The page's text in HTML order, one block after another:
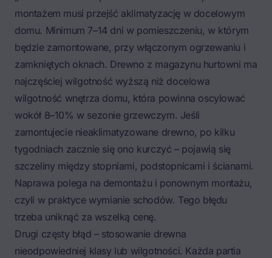
montażem musi przejść aklimatyzację w docelowym
domu. Minimum 7–14 dni w pomieszczeniu, w którym
będzie zamontowane, przy włączonym ogrzewaniu i
zamkniętych oknach. Drewno z magazynu hurtowni ma
najczęściej wilgotność wyższą niż docelowa
wilgotność wnętrza domu, która powinna oscylować
wokół 8–10% w sezonie grzewczym. Jeśli
zamontujecie nieaklimatyzowane drewno, po kilku
tygodniach zacznie się ono kurczyć – pojawią się
szczeliny między stopniami, podstopnicami i ścianami.
Naprawa polega na demontażu i ponownym montażu,
czyli w praktyce wymianie schodów. Tego błędu
trzeba uniknąć za wszelką cenę.
Drugi częsty błąd – stosowanie drewna
nieodpowiedniej klasy lub wilgotności. Każda partia